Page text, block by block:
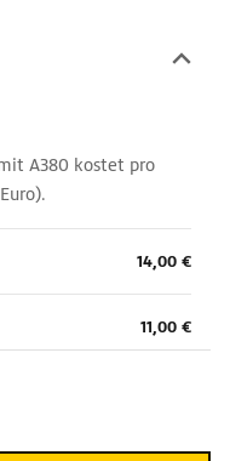
A380 kostet pro
14,00 €
11,00 €